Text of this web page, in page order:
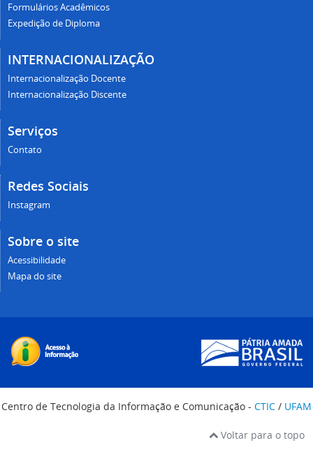
Formulários Acadêmicos
Expedição de Diploma
INTERNACIONALIZAÇÃO
Internacionalização Docente
Internacionalização Discente
Serviços
Contato
Redes Sociais
Instagram
Sobre o site
Acessibilidade
Mapa do site
Centro de Tecnologia da Informação e Comunicação - CTIC / UFAM
Voltar para o topo